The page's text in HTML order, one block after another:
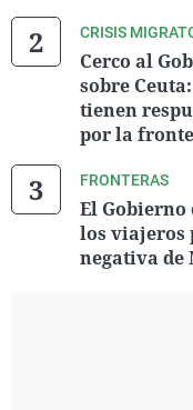
CRISIS
Cerco al
sobre
tienen
por la
FRONTERAS
El Gobierno
los viajeros
negativa de